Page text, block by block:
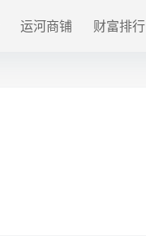
运河商铺 财富排行